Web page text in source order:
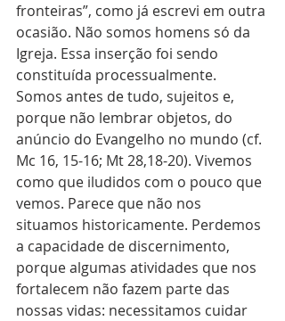
fronteiras”, como já escrevi em outra
ocasião. Não somos homens só da
Igreja. Essa inserção foi sendo
constituída processualmente.
Somos antes de tudo, sujeitos e,
porque não lembrar objetos, do
anúncio do Evangelho no mundo (cf.
Mc 16, 15-16; Mt 28,18-20). Vivemos
como que iludidos com o pouco que
vemos. Parece que não nos
situamos historicamente. Perdemos
a capacidade de discernimento,
porque algumas atividades que nos
fortalecem não fazem parte das
nossas vidas: necessitamos cuidar